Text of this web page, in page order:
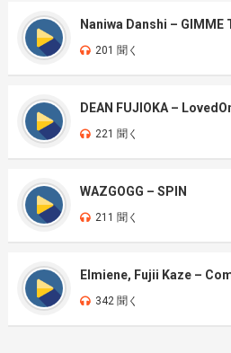
Naniwa Danshi – GIMME
201 聞く
DEAN FUJIOKA –
221 聞く
WAZGOGG – SPIN
211 聞く
Elmiene, Fujii Kaze –
342 聞く